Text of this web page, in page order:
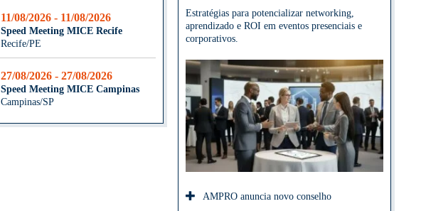
11/08/2026 - 11/08/2026
Speed Meeting MICE Recife
Recife/PE
27/08/2026 - 27/08/2026
Speed Meeting MICE Campinas
Campinas/SP
Estratégias para potencializar networking,
aprendizado e ROI em eventos presenciais e
corporativos.
AMPRO anuncia novo conselho